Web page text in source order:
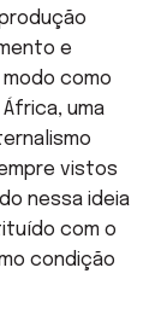
e
como
uma
vistos
nessa ideia
com o
condição